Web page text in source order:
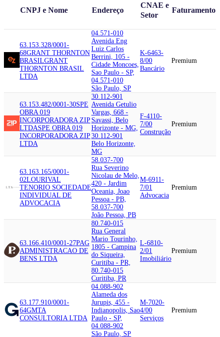
CNPJ e Nome Endereço
CNAE e
Setor
Faturamento
63.153.328/0001-
68GRANT THORNTON
BRASILGRANT
THORNTON BRASIL
LTDA
04.571-010
Avenida Eng
Luiz Carlos
Berrini, 105 -
Cidade Moncoes,
Sao Paulo - SP,
04.571-010
São Paulo, SP
K-6463-
8/00
Bancário
Premium
63.153.482/0001-30SPE
OBRA 019
INCORPORADORA ZIP
LTDASPE OBRA 019
INCORPORADORA ZIP
LTDA
30.112-901
Avenida Getulio
Vargas, 668 -
Savassi, Belo
Horizonte - MG,
30.112-901
Belo Horizonte,
MG
F-4110-
7/00
Construção
Premium
63.163.165/0001-
02LOURIVAL
TENORIO SOCIEDADE
INDIVIDUAL DE
ADVOCACIA
58.037-700
Rua Severino
Nicolau de Melo,
420 - Jardim
Oceania, Joao
Pessoa - PB,
58.037-700
João Pessoa, PB
M-6911-
7/01
Advocacia
Premium
63.166.410/0001-27PAG
ADMINISTRACAO DE
BENS LTDA
80.740-015
Rua General
Mario Tourinho,
1805 - Campina
do Siqueira,
Curitiba - PR,
80.740-015
Curitiba, PR
L-6810-
2/01
Imobiliário
Premium
63.177.910/0001-
64GMTA
CONSULTORIA LTDA
04.088-902
Alameda dos
Jurupis, 455 -
Indianopolis, Sao
Paulo - SP,
04.088-902
São Paulo, SP
M-7020-
4/00
Serviços
Premium